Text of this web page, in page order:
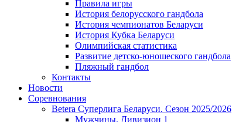
Правила игры
История белорусского гандбола
История чемпионатов Беларуси
История Кубка Беларуси
Олимпийская статистика
Развитие детско-юношеского гандбола
Пляжный гандбол
Контакты
Новости
Соревнования
Betera Суперлига Беларуси. Сезон 2025/2026
Мужчины. Дивизион 1